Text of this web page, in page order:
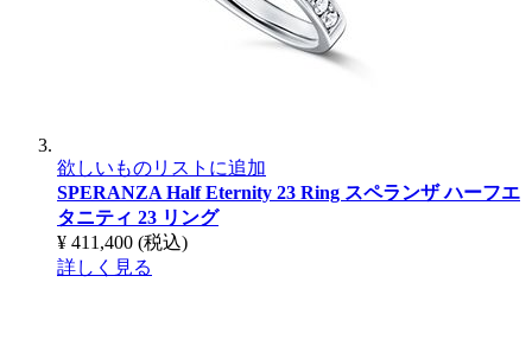
欲しいものリストに追加
SPERANZA Half Eternity 23 Ring スペランザ ハーフエ
タニティ 23 リング
¥ 411,400 (税込)
詳しく見る